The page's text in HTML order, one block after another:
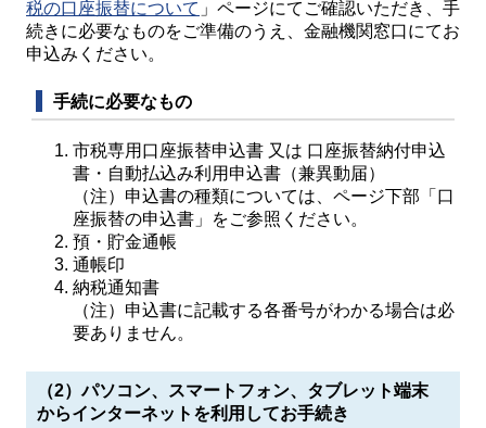
税の口座振替について 」ページにてご確認いただき、手
続きに必要なものをご準備のうえ、金融機関窓口にてお
申込みください。
手続に必要なもの
市税専用口座振替申込書 又は 口座振替納付申込
書・自動払込み利用申込書（兼異動届）
（注）申込書の種類については、ページ下部「口
座振替の申込書」をご参照ください。
預・貯金通帳
通帳印
納税通知書
（注）申込書に記載する各番号がわかる場合は必
要ありません。
（2）パソコン、スマートフォン、タブレット端末
からインターネットを利用してお手続き